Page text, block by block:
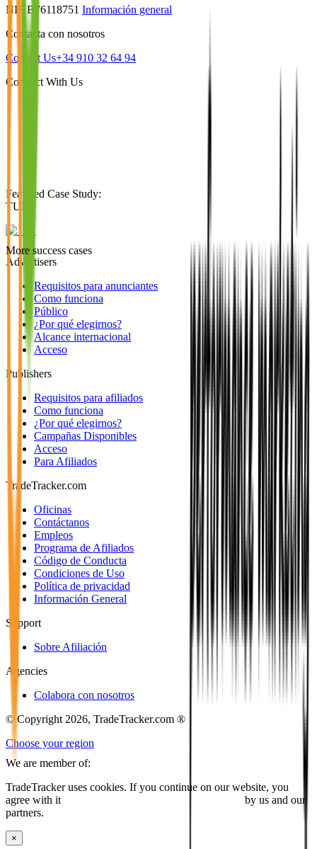
NIF B76118751 Información general
Contacta con nosotros
Contact Us+34 910 32 64 94
Connect With Us
Featured Case Study:
TUI
More success cases
Advertisers
Requisitos para anunciantes
Como funciona
Público
¿Por qué elegirnos?
Alcance internacional
Acceso
Publishers
Requisitos para afiliados
Como funciona
¿Por qué elegirnos?
Campañas Disponibles
Acceso
Para Afiliados
TradeTracker.com
Oficinas
Contáctanos
Empleos
Programa de Afiliados
Código de Conducta
Condiciones de Uso
Política de privacidad
Información General
Support
Sobre Afiliación
Agencies
Colabora con nosotros
© Copyright 2026, TradeTracker.com ®
Choose your region
We are member of:
TradeTracker uses cookies. If you continue on our website, you
agree with it
by us and our
partners.
×